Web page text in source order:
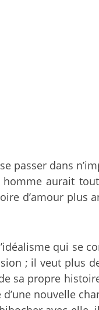
passer dans
aurait
d’amour plus
qui se
; il veut plus
sa propre
nouvelle